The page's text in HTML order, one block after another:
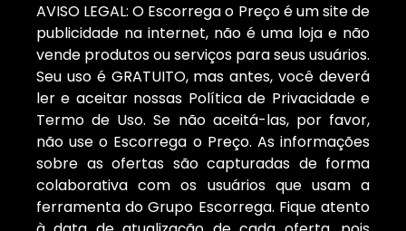
AVISO LEGAL: O Escorrega o Preço é um site de
publicidade na internet, não é uma loja e não
vende produtos ou serviços para seus usuários.
Seu uso é GRATUITO, mas antes, você deverá
ler e aceitar nossas Política de Privacidade e
Termo de Uso. Se não aceitá-las, por favor,
não use o Escorrega o Preço. As informações
sobre as ofertas são capturadas de forma
colaborativa com os usuários que usam a
ferramenta do Grupo Escorrega. Fique atento